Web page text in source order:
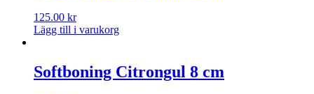
125.00 kr
Lägg till i varukorg
Softboning Citrongul 8 cm